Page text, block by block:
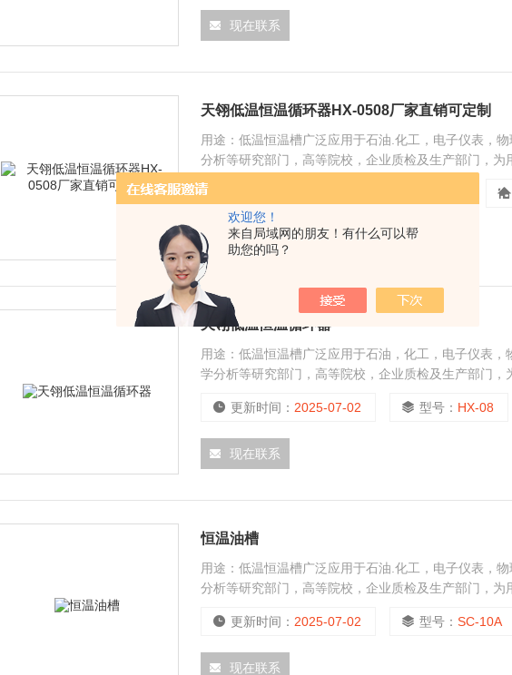
欢迎您！
来自局域网的朋友！有什么可以帮
助您的吗？
现在联系
天翎低温恒温循环器HX-0508厂家直销可定制
用途：低温恒温槽广泛应用于石油.化工，电子仪表，
分析等研究部门，高等院校，企业质检及生产部门，
产的产品进行恒定温度实验或测试，也可作为直接加
厂家直销可定制
现在联系
天翎低温恒温循环器
用途：低温恒温槽广泛应用于石油，化工，电子仪表
学分析等研究部门，高等院校，企业质检及生产部门
更新时间： 2025-07-02 型号： HX-08
现在联系
恒温油槽
用途：低温恒温槽广泛应用于石油.化工，电子仪表，
分析等研究部门，高等院校，企业质检及生产部门，
更新时间： 2025-07-02 型号： SC-10A
现在联系